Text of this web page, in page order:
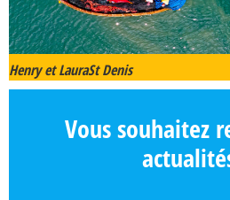
Henry et LauraSt Denis
Vous souhaitez